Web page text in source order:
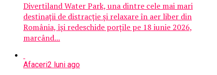
Divertiland Water Park, una dintre cele mai mari
destinații de distracție și relaxare în aer liber din
România, își redeschide porțile pe 18 iunie 2026,
marcând...
Afaceri2 luni ago